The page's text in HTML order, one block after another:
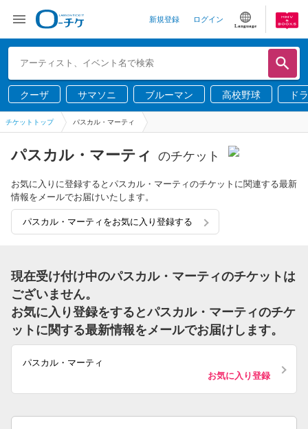
新規登録 ログイン
Language
クーザ サマソニ ブルーマン 高校野球 ド
チケットトップ パスカル・マーティ
パスカル・マーティ のチケット
お気に入りに登録するとパスカル・マーティのチケットに関連する最新
情報をメールでお届けいたします。
パスカル・マーティをお気に入り登録する
現在受け付け中のパスカル・マーティのチケットは
ございません。
お気に入り登録をするとパスカル・マーティのチケ
ットに関する最新情報をメールでお届けします。
パスカル・マーティ
お気に入り登録